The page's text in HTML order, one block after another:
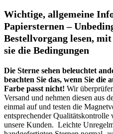
Wichtige, allgemeine
Papiersternen –
Bestellvorgang lesen,
sie die Bedingungen
Die Sterne sehen beleuchtet
beachten Sie das, wenn Sie die
Farbe passt nicht! Wir
Versand und nehmen diesen aus
einmal auf und testen die
entsprechender Qualitätskontrolle
unsere Kunden. Leichte